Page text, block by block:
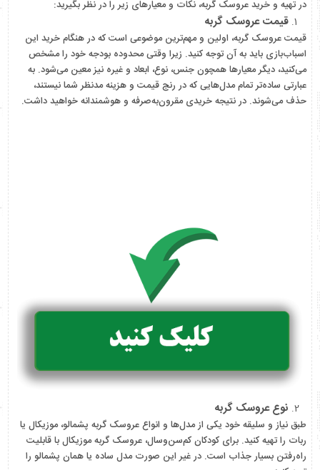
در تهیه و خرید عروسک گربه، نکات و معیارهای زیر را در نظر بگیرید:
قیمت عروسک گربه
قیمت عروسک گربه، اولین و مهم‌ترین موضوعی است که در هنگام خرید این
اسباب‌بازی باید به آن توجه کنید. زیرا وقتی محدوده بودجه خود را مشخص
می‌کنید، دیگر معیارها همچون جنس، نوع، ابعاد و غیره نیز معین می‌شود. به
عبارتی ساده‌تر تمام مدل‌هایی که در رنج قیمت و هزینه مدنظر شما نیستند،
حذف می‌شوند. در نتیجه خریدی مقرون‌به‌صرفه و هوشمندانه خواهید داشت.
نوع عروسک گربه
طبق نیاز و سلیقه خود یکی از مدل‌ها و انواع عروسک گربه پشمالو، موزیکال یا
ربات را تهیه کنید. برای کودکان کم‌سن‌وسال، عروسک گربه موزیکال با قابلیت
راه‌رفتن بسیار جذاب است. در غیر این صورت مدل ساده یا همان پشمالو را